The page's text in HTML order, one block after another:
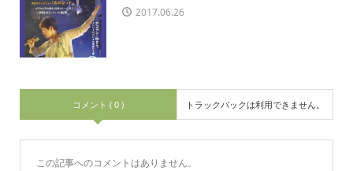
2017.06.26
コメント ( 0 ) トラックバックは利用できません。
この記事へのコメントはありません。